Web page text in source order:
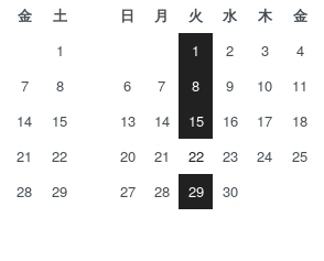
金
土
1
7
8
14
15
21
22
28
29
日 月 火 水 木 金
1
2 3 4
6
7 8 9 10 11
13
14 15 16 17 18
20
21 22 23 24 25
27
28 29 30